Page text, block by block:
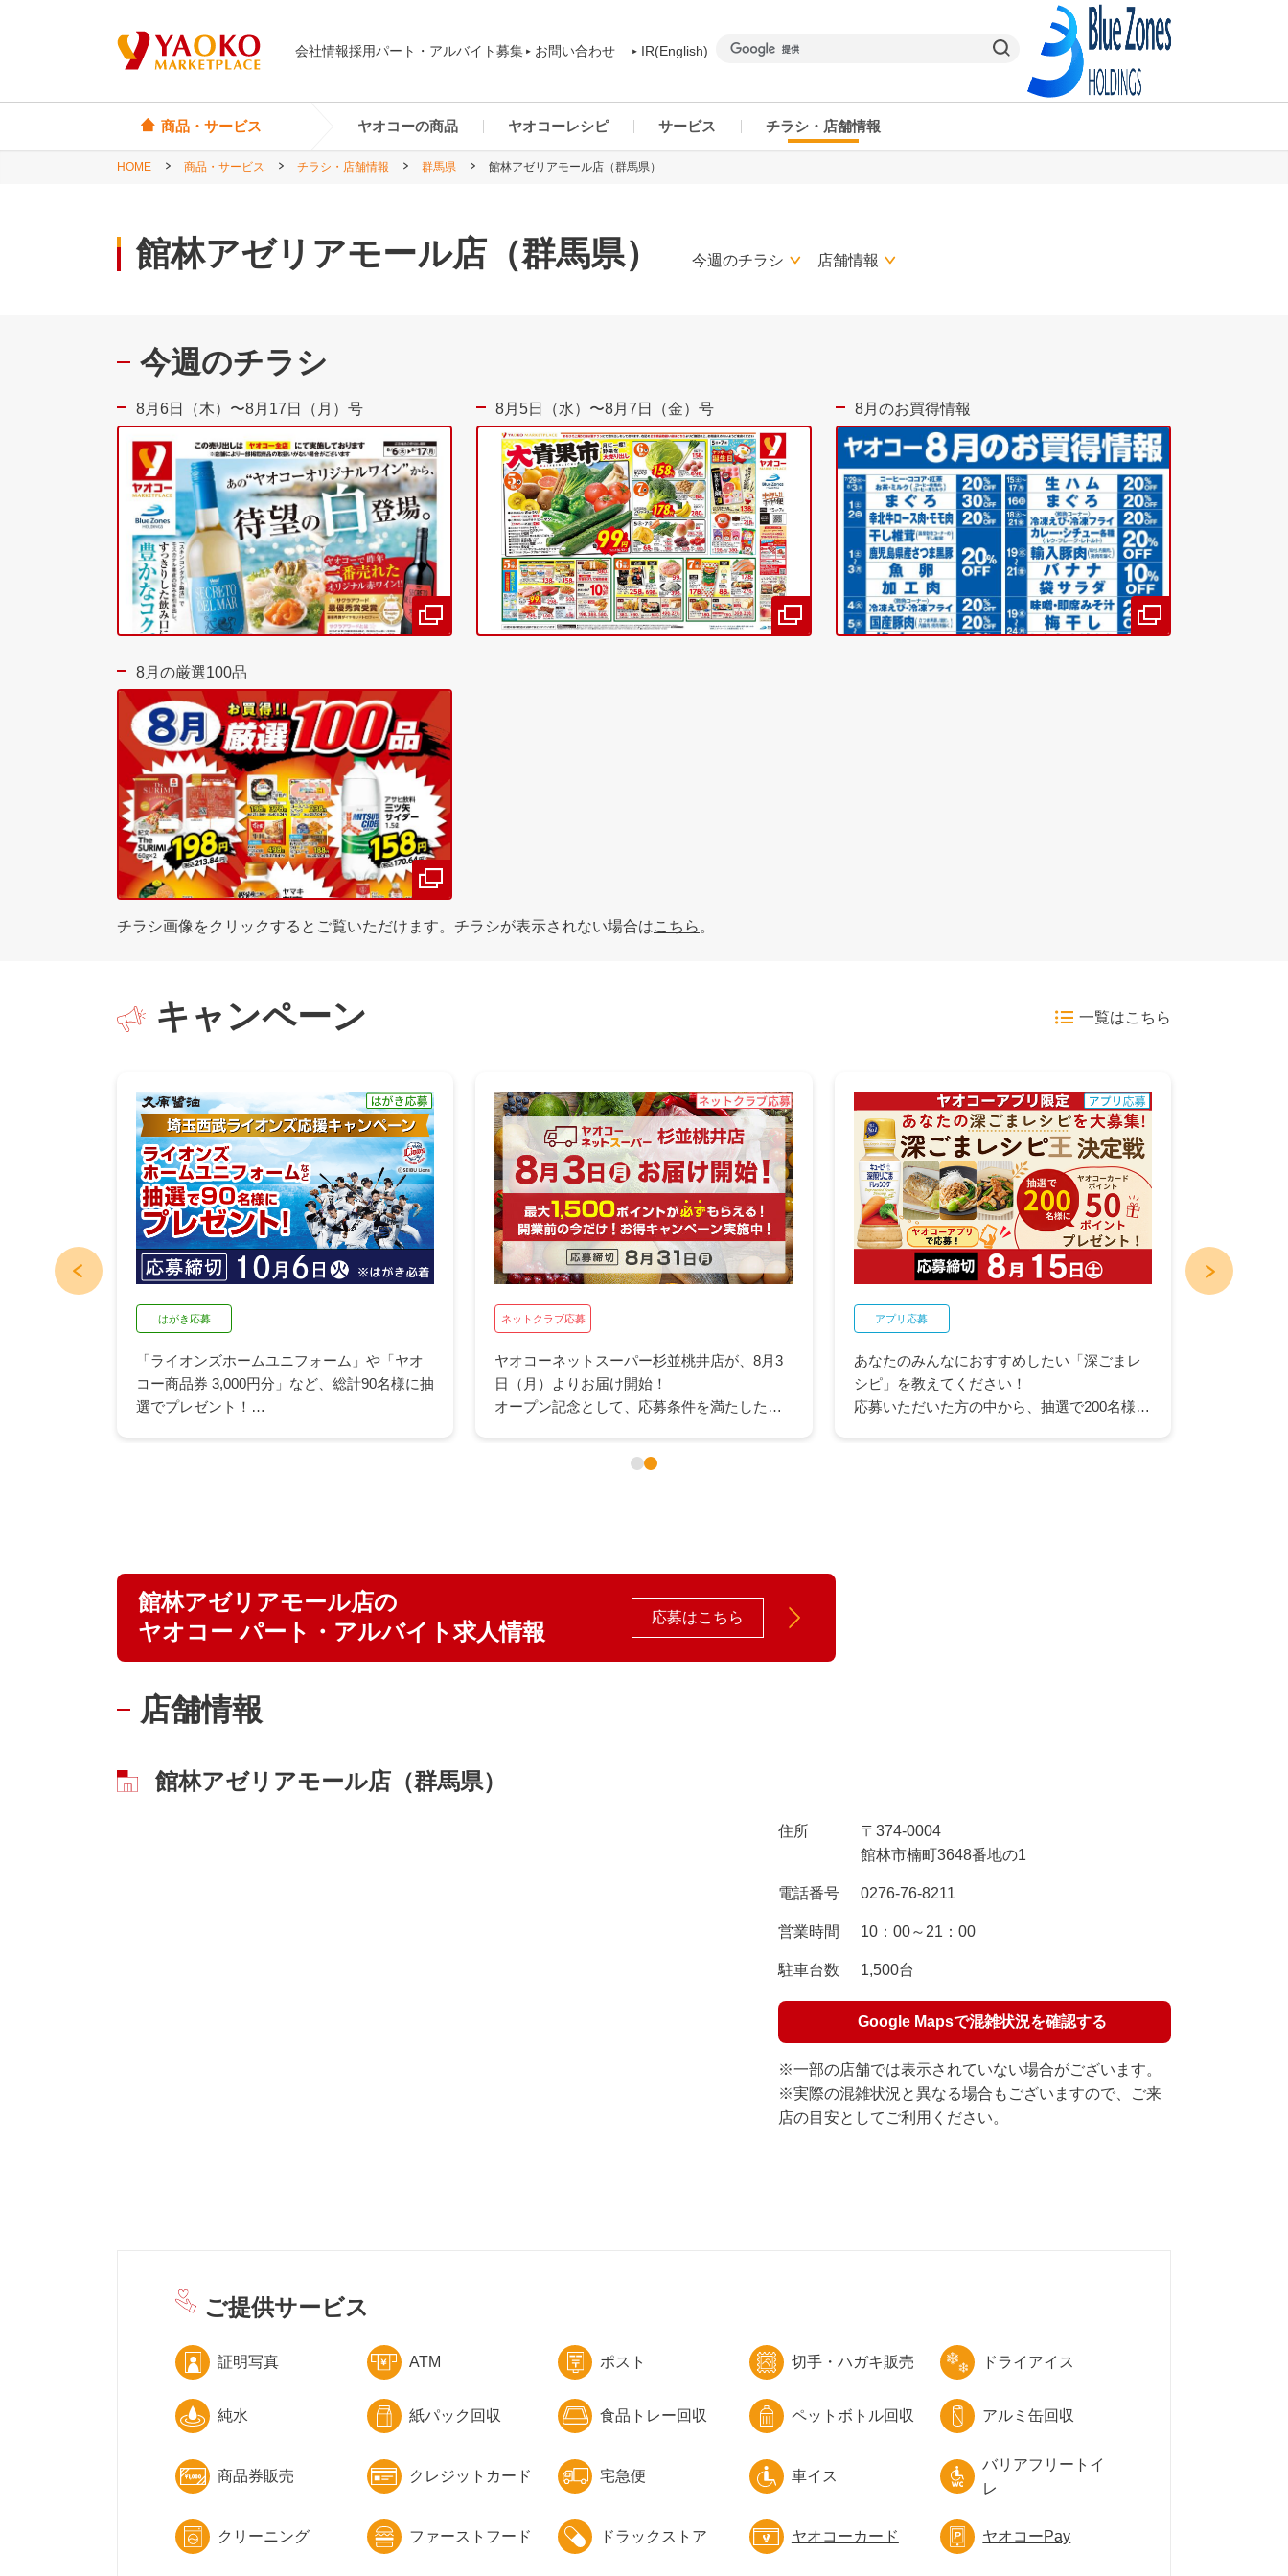
会社情報採用パート・アルバイト募集 お問い合わせ IR(English)
商品・サービス ヤオコーの商品
Yes! Premium
直輸入ワイン
直輸入食品・菓子
ヤオコーレシピ サービス チラシ・店舗情報
神奈川県
HOME 商品・サービス チラシ・店舗情報 群馬県 館林アゼリアモール店（群馬県）
館林アゼリアモール店（群馬県） 今週のチラシ 店舗情報
今週のチラシ
8月6日（木）〜8月17日（月）号 8月5日（水）〜8月7日（金）号 8月のお買得情報
8月の厳選100品
チラシ画像をクリックするとご覧いただけます。チラシが表示されない場合はこちら 。
キャンペーン 一覧はこちら
はがき応募
「ライオンズホームユニフォーム」や「ヤオ
コー商品券 3,000円分」など、総計90名様に抽
選でプレゼント！
ネットクラブ応募
ヤオコーネットスーパー杉並桃井店が、8月3
日（月）よりお届け開始！
オープン記念として、応募条件を満たしたお
アプリ応募
あなたのみんなにおすすめしたい「深ごまレ
シピ」を教えてください！
応募いただいた方の中から、抽選で200名様に
館林アゼリアモール店の
ヤオコー パート・アルバイト求人情報
応募はこちら
店舗情報
館林アゼリアモール店（群馬県）
住所
〒374-0004
館林市楠町3648番地の1
電話番号 0276-76-8211
営業時間 10：00～21：00
駐車台数 1,500台
Google Mapsで混雑状況を確認する
※一部の店舗では表示されていない場合がございます。
※実際の混雑状況と異なる場合もございますので、ご来
店の目安としてご利用ください。
ご提供サービス
証明写真 ATM ポスト 切手・ハガキ販売 ドライアイス
純水 紙パック回収 食品トレー回収 ペットボトル回収 アルミ缶回収
商品券販売 クレジットカード 宅急便 車イス
バリアフリートイ
レ
クリーニング ファーストフード ドラックストア ヤオコーカード ヤオコーPay